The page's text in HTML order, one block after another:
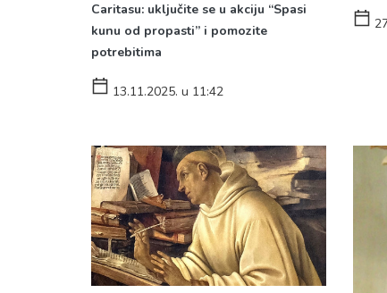
Caritasu: uključite se u akciju “Spasi
kunu od propasti” i pomozite
potrebitima
13.11.2025. u 11:42